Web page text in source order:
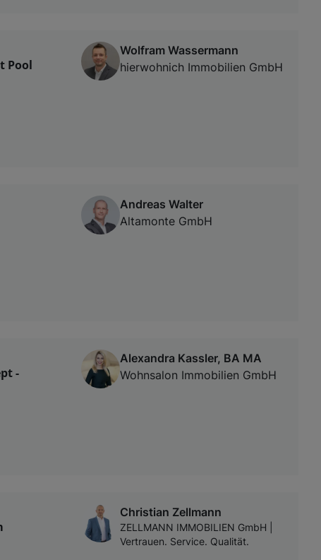
Pool
Wolfram Wassermann
hierwohnich Immobilien GmbH
Andreas Walter
Altamonte GmbH
-
Alexandra Kassler, BA MA
Wohnsalon Immobilien GmbH
Christian Zellmann
ZELLMANN IMMOBILIEN GmbH |
Vertrauen. Service. Qualität.